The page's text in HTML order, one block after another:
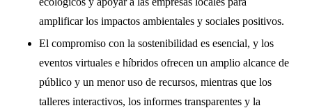
amplificar los impactos ambientales y sociales positivos.
El compromiso con la sostenibilidad es esencial, y los
eventos virtuales e híbridos ofrecen un amplio alcance de
público y un menor uso de recursos, mientras que los
talleres interactivos, los informes transparentes y la